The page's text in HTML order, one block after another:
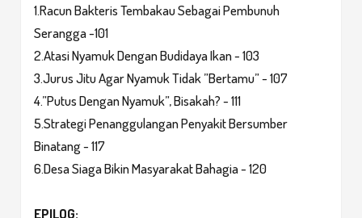
1.Racun Bakteris Tembakau Sebagai Pembunuh
Serangga -101
2.Atasi Nyamuk Dengan Budidaya Ikan - 103
3.Jurus Jitu Agar Nyamuk Tidak ”Bertamu” - 107
4.”Putus Dengan Nyamuk”, Bisakah? - 111
5.Strategi Penanggulangan Penyakit Bersumber
Binatang - 117
6.Desa Siaga Bikin Masyarakat Bahagia - 120
EPILOG: